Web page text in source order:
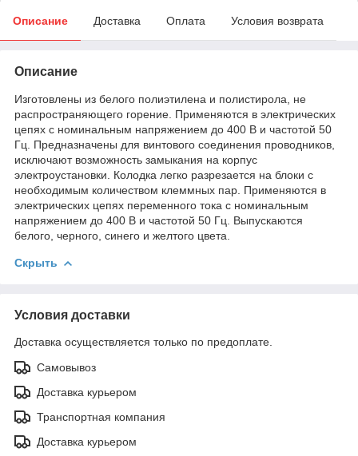
Описание Доставка Оплата Условия возврата
Описание
Изготовлены из белого полиэтилена и полистирола, не
распространяющего горение. Применяются в электрических
цепях с номинальным напряжением до 400 В и частотой 50
Гц. Предназначены для винтового соединения проводников,
исключают возможность замыкания на корпус
электроустановки. Колодка легко разрезается на блоки с
необходимым количеством клеммных пар. Применяются в
электрических цепях переменного тока с номинальным
напряжением до 400 В и частотой 50 Гц. Выпускаются
белого, черного, синего и желтого цвета.
Скрыть
Условия доставки
Доставка осуществляется только по предоплате.
Самовывоз
Доставка курьером
Транспортная компания
Доставка курьером